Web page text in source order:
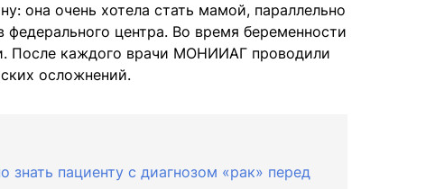
она очень хотела стать мамой, параллельно
федерального центра. Во время беременности
После каждого врачи МОНИИАГ проводили
осложнений.
пациенту с диагнозом «рак» перед